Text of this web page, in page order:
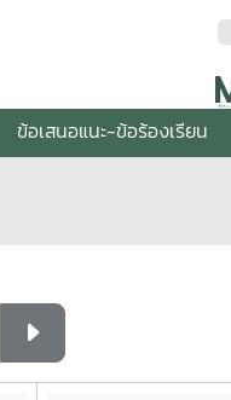
ข้อเสนอแนะ-ข้อร้องเรียน